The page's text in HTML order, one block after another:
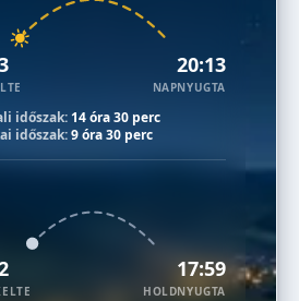
20:13
NAPNYUGTA
időszak: 14 óra 30 perc
időszak:9 óra 30 perc
17:59
HOLDNYUGTA